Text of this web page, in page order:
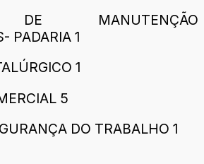
DE MANUTENÇÃO
PADARIA 1
1
5
DO TRABALHO 1